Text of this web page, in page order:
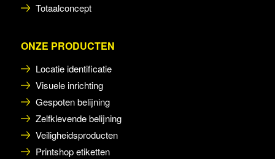
Totaalconcept
ONZE PRODUCTEN
Locatie identificatie
Visuele inrichting
Gespoten belijning
Zelfklevende belijning
Veiligheidsproducten
Printshop etiketten